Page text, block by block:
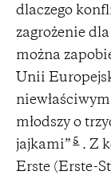
dlaczego
zagrożenie
można
Unii
niewłaściwym
młodszy o
jajkami” 5 . Z
Erste (Erste-